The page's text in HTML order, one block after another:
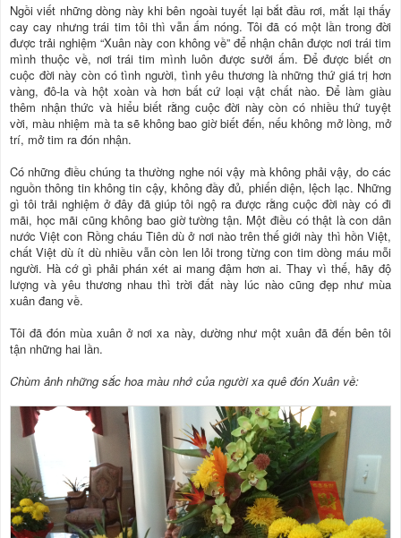
Ngồi viết những dòng này khi bên ngoài tuyết lại bắt đầu rơi, mắt lại thấy
cay cay nhưng trái tim tôi thì vẫn ấm nóng. Tôi đã có một lần trong đời
được trải nghiệm “Xuân này con không về” để nhận chân được nơi trái tim
mình thuộc về, nơi trái tim mình luôn được sưởi ấm. Để được biết ơn
cuộc đời này còn có tình người, tình yêu thương là những thứ giá trị hơn
vàng, đô-la và hột xoàn và hơn bất cứ loại vật chất nào. Để làm giàu
thêm nhận thức và hiểu biết rằng cuộc đời này còn có nhiều thứ tuyệt
vời, màu nhiệm mà ta sẽ không bao giờ biết đến, nếu không mở lòng, mở
trí, mở tim ra đón nhận.
Có những điều chúng ta thường nghe nói vậy mà không phải vậy, do các
nguồn thông tin không tin cậy, không đầy đủ, phiến diện, lệch lạc. Những
gì tôi trải nghiệm ở đây đã giúp tôi ngộ ra được rằng cuộc đời này có đi
mãi, học mãi cũng không bao giờ tường tận. Một điều có thật là con dân
nước Việt con Rồng cháu Tiên dù ở nơi nào trên thế giới này thì hồn Việt,
chất Việt dù ít dù nhiều vẫn còn len lỏi trong từng con tim dòng máu mỗi
người. Hà cớ gì phải phán xét ai mang đậm hơn ai. Thay vì thế, hãy độ
lượng và yêu thương nhau thì trời đất này lúc nào cũng đẹp như mùa
xuân đang về.
Tôi đã đón mùa xuân ở nơi xa này, dường như một xuân đã đến bên tôi
tận những hai lần.
Chùm ảnh những sắc hoa màu nhớ của người xa quê đón Xuân về: